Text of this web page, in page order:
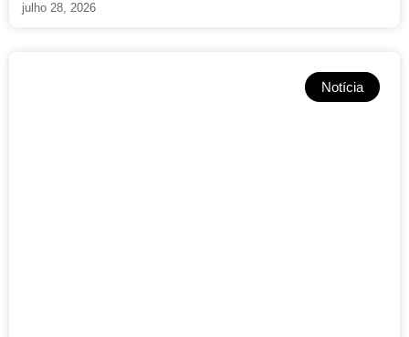
julho 28, 2026
Notícia